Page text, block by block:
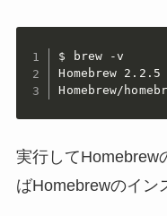
$ brew -v
Homebrew 2.2.5
Homebrew/
実行してHomebrew
ばHomebrewのイン